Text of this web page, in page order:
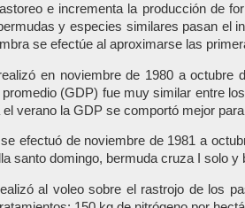
e incrementa la producción de
y especies similares pasan el
se efectúe al aproximarse las
en noviembre de 1980 a
(GDP) fue muy similar entre
verano la GDP se comportó mejor
efectuó de noviembre de 1981 a
santo domingo, bermuda cruza I solo
al voleo sobre el rastrojo de los